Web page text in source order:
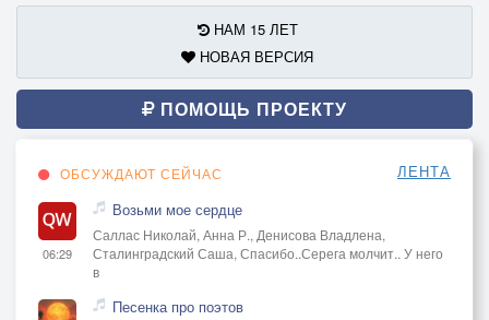
НАМ 15 ЛЕТ
НОВАЯ ВЕРСИЯ
ПОМОЩЬ ПРОЕКТУ
ОБСУЖДАЮТ СЕЙЧАС ЛЕНТА
06:29
Возьми мое сердце
Саллас Николай, Анна Р., Денисова Владлена,
Сталинградский Саша, Спасибо..Серега молчит.. У него
в
Песенка про поэтов